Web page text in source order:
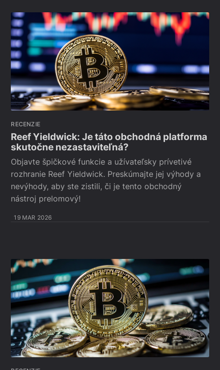
RECENZIE
Reef Yieldwick: Je táto obchodná platforma
skutočne nezastaviteľná?
Objavte špičkové funkcie a užívateľsky prívetivé
rozhranie Reef Yieldwick. Preskúmajte jej výhody a
nevýhody, aby ste zistili, či je tento obchodný
nástroj prelomový!
19 MAR 2026